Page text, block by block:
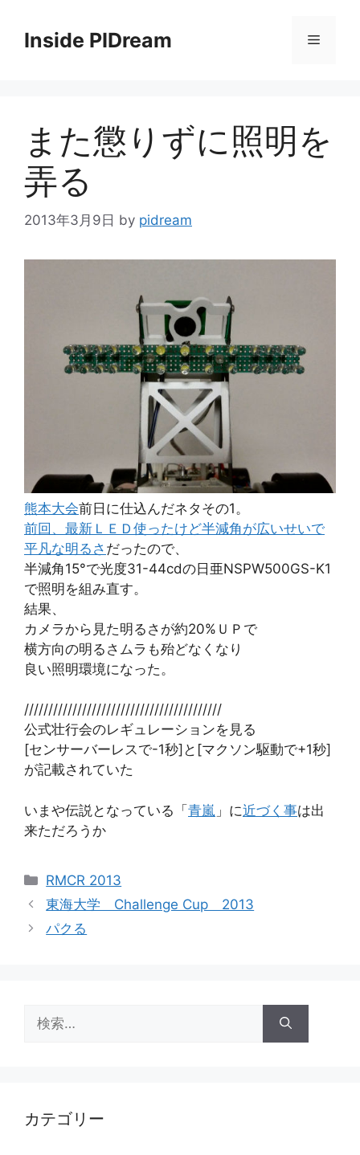
Inside PIDream メ
ュ
また懲りずに照明を
弄る
2013年3月9日 by pidream
熊本大会前日に仕込んだネタその1。
前回、最新ＬＥＤ使ったけど半減角が広いせいで
平凡な明るさ だったので、
半減角15°で光度31-44cdの日亜NSPW500GS-K1
で照明を組み直す。
結果、
カメラから見た明るさが約20%ＵＰで
横方向の明るさムラも殆どなくなり
良い照明環境になった。
/////////////////////////////////////////
公式壮行会のレギュレーションを見る
[センサーバーレスで-1秒]と[マクソン駆動で+1秒]
が記載されていた
いまや伝説となっている「青嵐 」に近づく事は出
来ただろうか
カ
テ
リ
RMCR 2013
東海大学 Challenge Cup 2013
パクる
索:
カテゴリー